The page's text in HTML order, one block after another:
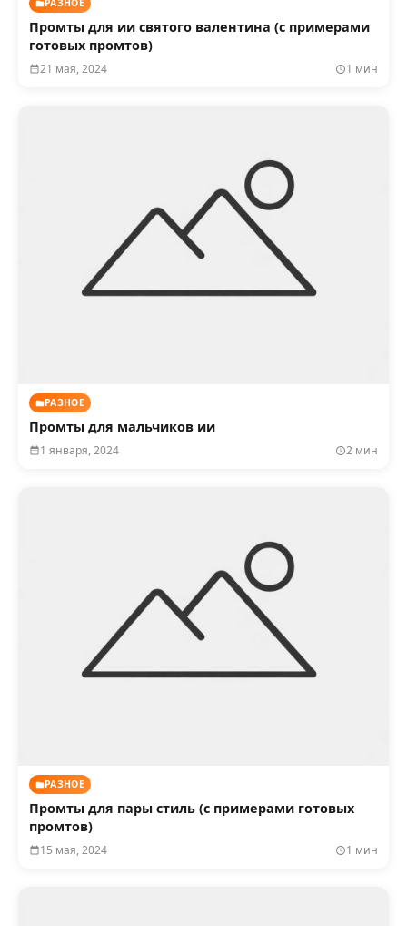
РАЗНОЕ
Промты для ии святого валентина (с примерами
готовых промтов)
21 мая, 2024 1 мин
РАЗНОЕ
Промты для мальчиков ии
1 января, 2024 2 мин
РАЗНОЕ
Промты для пары стиль (с примерами готовых
промтов)
15 мая, 2024 1 мин